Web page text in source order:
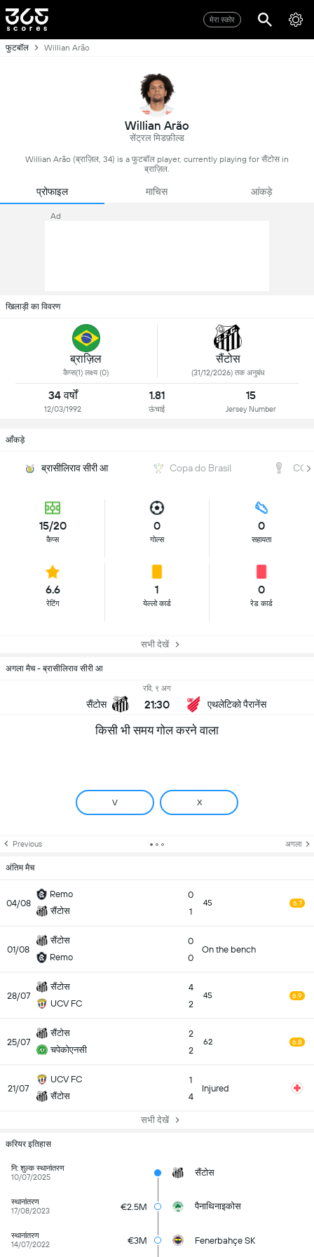
मेरा स्कोर
फुटबॉल Willian Arão
Willian Arão
सेंट्रल मिडफ़ील्ड
Willian Arão (ब्राज़िल, 34) is a फुटबॉल player, currently playing for सैंटोस in
ब्राज़िल.
प्रोफाइल माचिस आंकड़े
Ad
खिलाड़ी का विवरण
ब्राज़िल
कैप्स(1) लक्ष्य (0)
सैंटोस
(31/12/2026) तक अनुबंध
34 वर्षों
12/03/1992
1.81
ऊंचाई
15
Jersey Number
आँकड़े
ब्रासीलिराव सीरी आ Copa do Brasil
15/20
कैप्स
0
गोल्स
0
सहायता
6.6
रेटिंग
1
येल्लो कार्ड
0
रेड कार्ड
सभी देखें
अगला मैच - ब्रासीलिराव सीरी आ
सैंटोस
रवि, ९ अग
21:30 एथलेटिको पैरानेंस
किसी भी समय गोल करने वाला
V X
Previous अगला
अंतिम मैच
04/08
Remo
सैंटोस
0
1
45 6.7
01/08
सैंटोस
Remo
0
0
On the bench
28/07
सैंटोस
UCV FC
4
2
45 6.9
25/07
सैंटोस
चपेकोएनसी
2
2
62 6.8
21/07
UCV FC
सैंटोस
1
4
Injured
सभी देखें
करियर इतिहास
नि: शुल्क स्थानांतरण
10/07/2025
सैंटोस
स्थानांतरण
17/08/2023
€2.5M पैनाथिनाइकोस
स्थानांतरण
14/07/2022
€3M Fenerbahçe SK